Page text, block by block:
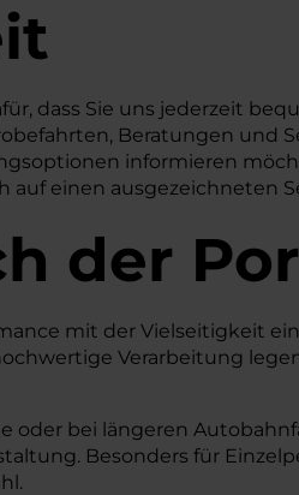
dass Sie uns jederzeit
Beratungen und
informieren
einen ausgezeichneten
der
mit der Vielseitigkeit
Verarbeitung
oder bei längeren
Besonders für